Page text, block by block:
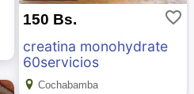
150 Bs. favorite_border
creatina monohydrate
60servicios
Cochabamba